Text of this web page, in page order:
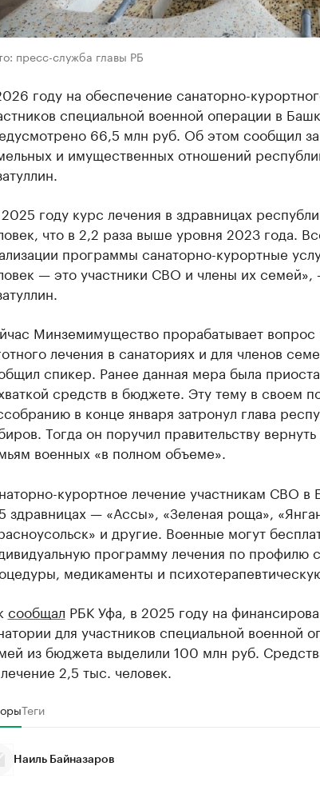
пресс-служба главы РБ
году на обеспечение санаторно-
специальной военной операции в
66,5 млн руб. Об этом сообщил
и имущественных отношений
году курс лечения в здравницах
что в 2,2 раза выше уровня 2023 года.
программы санаторно-курортные
— это участники СВО и члены их семей»,
Минземимущество прорабатывает вопрос
лечения в санаториях и для членов
спикер. Ранее данная мера была
средств в бюджете. Эту тему в своем
в конце января затронул глава
Тогда он поручил правительству
военных «в полном объеме».
курортное лечение участникам СВО в
здравницах — «Ассы», «Зеленая роща»,
и другие. Военные могут
программу лечения по профилю
медикаменты и
сообщал РБК Уфа, в 2025 году на
для участников специальной военной
из бюджета выделили 100 млн руб.
2,5 тыс. человек.
Теги
Наиль Байназаров